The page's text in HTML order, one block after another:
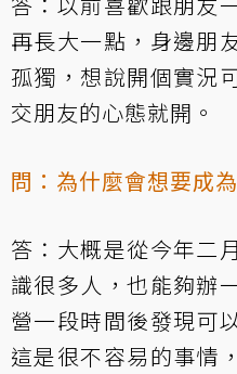
再長大一點，身邊朋
孤獨，想說開個實況
交朋友的心態就開。
問：為什麼會想要成
答：大概是從今年二
識很多人，也能夠辦
營一段時間後發現可
這是很不容易的事情